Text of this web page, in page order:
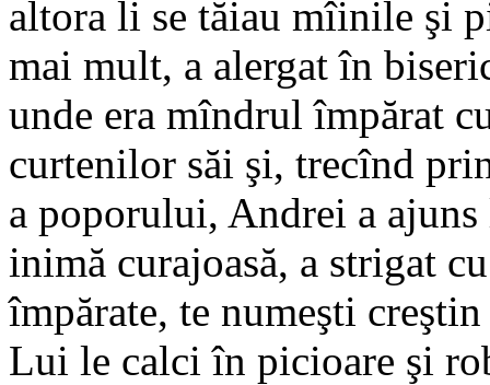
altora li se tăiau mîinile şi
mai mult, a alergat în
unde era mîndrul împărat
curtenilor săi şi, trecînd
a poporului, Andrei a
inimă curajoasă, a strigat
împărate, te numeşti
Lui le calci în picioare şi